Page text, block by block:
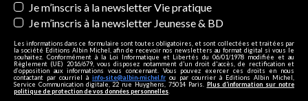
Je m’inscris à la newsletter Vie pratique
Je m’inscris à la newsletter Jeunesse & BD
Les informations dans ce formulaire sont toutes obligatoires, et sont collectées et traitées par
la société Editions Albin Michel, afin de recevoir nos newsletters au format digital si vous le
souhaitez. Conformément à la Loi Informatique et Libertés du 06/01/1978 modifiée et au
Règlement (UE) 2016/679, vous disposez notamment d'un droit d'accès, de rectification et
d’opposition aux informations vous concernant. Vous pouvez exercer ces droits en nous
contactant par courriel à info-site@albin-michel.fr ou par courrier à Editions Albin Michel,
Service Communication digitale, 22 rue Huyghens, 75014 Paris. Plus d’information sur notre
politique de protection de vos données personnelles